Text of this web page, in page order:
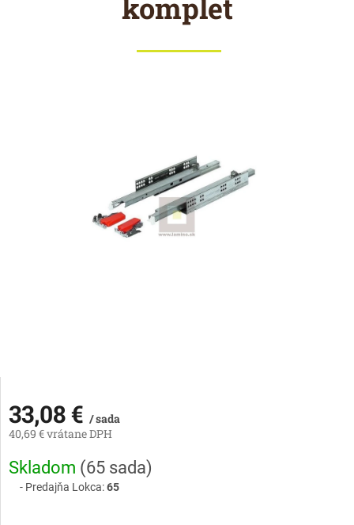
komplet
33,08 € / sada
40,69 € vrátane DPH
Jednotková
cena:
Skladom (65 sada)
Predajňa Lokca:65